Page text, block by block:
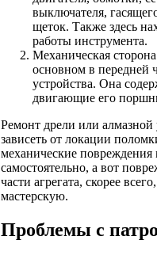
выключателя,
щеток. Также здесь
работы инструмента.
Механическая
основном в передней
устройства. Она
двигающие его
Ремонт дрели или алмазной
зависеть от локации
механические
самостоятельно, а вот
части агрегата, скорее
мастерскую.
Проблемы с